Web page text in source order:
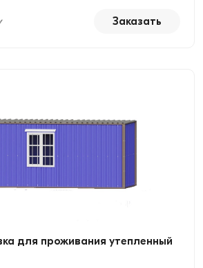
Заказать
для проживания утепленный